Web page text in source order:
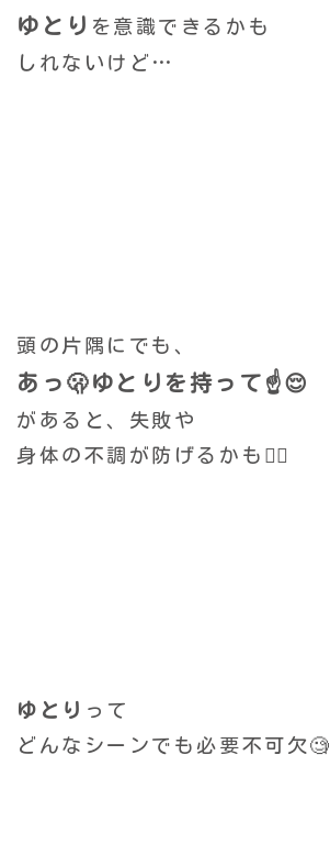
ゆとり を意識できるかも
しれないけど…
頭の片隅にでも、
あっ🫢ゆとりを持って☝️😌
があると、 失敗や
身体の不調が防げるかも🙂‍↕️
ゆとり って
どんなシーンでも必要不可欠🧐